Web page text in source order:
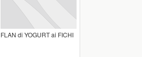
FLAN di YOGURT ai FICHI